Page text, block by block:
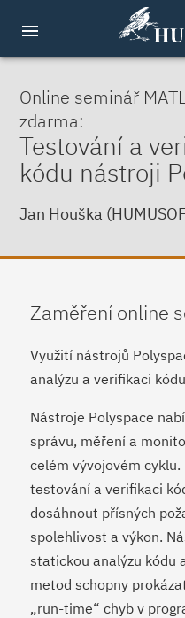
menu
Online seminář
zdarma:
Testování a
kódu nástroji
Jan Houška
Zaměření online
Využití nástrojů
analýzu a verifikaci
Nástroje Polyspace
správu, měření a
celém vývojovém
testování a verifikaci
dosáhnout přísných
spolehlivost a výkon.
statickou analýzu kódu
metod schopny
„run-time“ chyb v